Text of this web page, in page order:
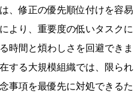
、修正の優先順位付けを容易
より、重要度の低いタスクに
時間と煩わしさを回避できま
する大規模組織では、限られ
事項を最優先に対処できるた